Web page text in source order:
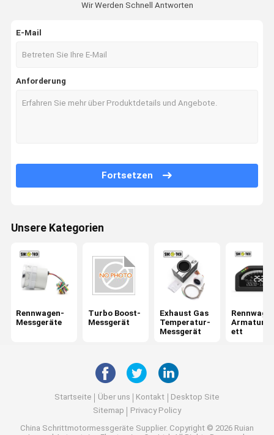
Ein Zitat
Elektrische Öldruckanzeige
Auto-Digital-Spannungsmesser
digitales U-/minmessgerät
Luft-Treibstoffverhältnis-Meter
Wir Werden Schnell Antworten
E-Mail
Anforderung
Fortsetzen
Unsere Kategorien
Rennwagen-
Messgeräte
Turbo Boost-
Messgerät
Exhaust Gas
Temperatur-
Messgerät
ett
Startseite Über uns Kontakt
Desktop Site
Sitemap
Privacy Policy
China Schrittmotormessgeräte Supplier. Copyright © 2026 Ruian